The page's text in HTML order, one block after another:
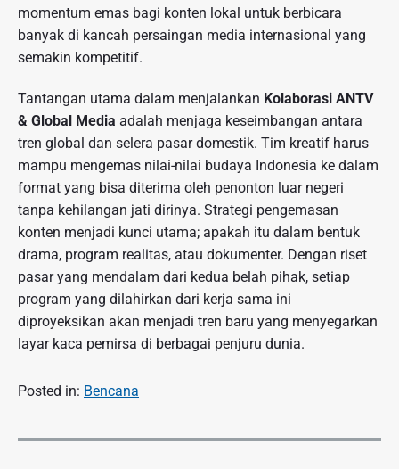
momentum emas bagi konten lokal untuk berbicara
banyak di kancah persaingan media internasional yang
semakin kompetitif.
Tantangan utama dalam menjalankan Kolaborasi ANTV
& Global Media adalah menjaga keseimbangan antara
tren global dan selera pasar domestik. Tim kreatif harus
mampu mengemas nilai-nilai budaya Indonesia ke dalam
format yang bisa diterima oleh penonton luar negeri
tanpa kehilangan jati dirinya. Strategi pengemasan
konten menjadi kunci utama; apakah itu dalam bentuk
drama, program realitas, atau dokumenter. Dengan riset
pasar yang mendalam dari kedua belah pihak, setiap
program yang dilahirkan dari kerja sama ini
diproyeksikan akan menjadi tren baru yang menyegarkan
layar kaca pemirsa di berbagai penjuru dunia.
Posted in: Bencana
N